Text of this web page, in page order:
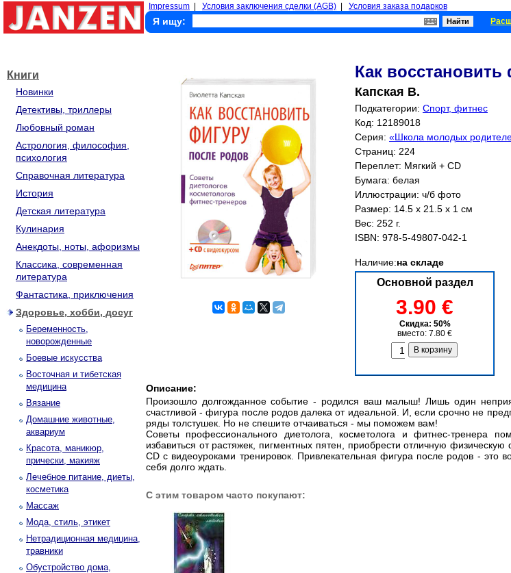
Impressum Условия заключения сделки (AGB) Условия заказа подарков
Я ищу:
Книги
Новинки
Детективы, триллеры
Любовный роман
Астрология, философия,
психология
Справочная литература
История
Детская литература
Кулинария
Анекдоты, ноты, афоризмы
Классика, современная
литература
Фантастика, приключения
Здоровье, хобби, досуг
Беременность,
новорожденные
Боевые искусства
Восточная и тибетская
медицина
Вязание
Домашние животные,
аквариум
Красота, маникюр,
прически, макияж
Лечебное питание, диеты,
косметика
Массаж
Мода, стиль, этикет
Нетрадиционная медицина,
травники
Обустройство дома,
Как восстановить
Капская В.
Подкатегории: Спорт, фитнес
Код: 12189018
Серия: «Школа молодых
Страниц: 224
Переплет: Мягкий + CD
Бумага: белая
Иллюстрации: ч/б фото
Размер: 14.5 x 21.5 x 1 см
Вес: 252 г.
ISBN: 978-5-49807-042-1
Наличие:на складе
Основной раздел
3.90 €
Скидка: 50%
вместо: 7.80 €
Описание:
Произошло долгожданное событие - родился ваш малыш! Лишь один
счастливой - фигура после родов далека от идеальной. И, если срочно не
ряды толстушек. Но не спешите отчаиваться - мы поможем вам!
Советы профессионального диетолога, косметолога и фитнес-тренера
избавиться от растяжек, пигментных пятен, приобрести отличную
CD с видеоуроками тренировок. Привлекательная фигура после родов - это
себя долго ждать.
С этим товаром часто покупают: